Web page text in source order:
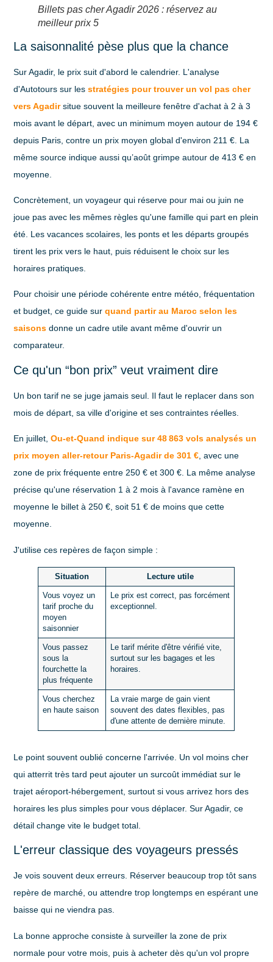
Billets pas cher Agadir 2026 : réservez au
meilleur prix 5
La saisonnalité pèse plus que la chance
Sur Agadir, le prix suit d'abord le calendrier. L'analyse
d'Autotours sur lesstratégies pour trouver un vol pas cher
vers Agadirsitue souvent la meilleure fenêtre d'achat à 2 à 3
mois avant le départ , avec un minimum moyen autour de 194 €
depuis Paris, contre un prix moyen global d'environ 211 € . La
même source indique aussi qu’août grimpe autour de413 € en
moyenne.
Concrètement, un voyageur qui réserve pour mai ou juin ne
joue pas avec les mêmes règles qu'une famille qui part en plein
été. Les vacances scolaires, les ponts et les départs groupés
tirent les prix vers le haut, puis réduisent le choix sur les
horaires pratiques.
Pour choisir une période cohérente entre météo, fréquentation
et budget, ce guide surquand partir au Maroc selon les
saisons donne un cadre utile avant même d'ouvrir un
comparateur.
Ce qu'un “bon prix” veut vraiment dire
Un bon tarif ne se juge jamais seul. Il faut le replacer dans son
mois de départ, sa ville d'origine et ses contraintes réelles.
En juillet,Ou-et-Quand indique sur 48 863 vols analysés un
prix moyen aller-retour Paris-Agadir de 301 €, avec une
zone de prix fréquente entre250 € et 300 €. La même analyse
précise qu'une réservation 1 à 2 mois à l'avance ramène en
moyenne le billet à250 €, soit51 € de moins que cette
moyenne.
J'utilise ces repères de façon simple :
Situation Lecture utile
Vous voyez un
tarif proche du
moyen
saisonnier
Le prix est correct, pas forcément
exceptionnel.
Vous passez
sous la
fourchette la
plus fréquente
Le tarif mérite d'être vérifié vite,
surtout sur les bagages et les
horaires.
Vous cherchez
en haute saison
La vraie marge de gain vient
souvent des dates flexibles, pas
d'une attente de dernière minute.
Le point souvent oublié concerne l'arrivée. Un vol moins cher
qui atterrit très tard peut ajouter un surcoût immédiat sur le
trajet aéroport-hébergement, surtout si vous arrivez hors des
horaires les plus simples pour vous déplacer. Sur Agadir, ce
détail change vite le budget total.
L'erreur classique des voyageurs pressés
Je vois souvent deux erreurs. Réserver beaucoup trop tôt sans
repère de marché, ou attendre trop longtemps en espérant une
baisse qui ne viendra pas.
La bonne approche consiste à surveiller la zone de prix
normale pour votre mois, puis à acheter dès qu'un vol propre